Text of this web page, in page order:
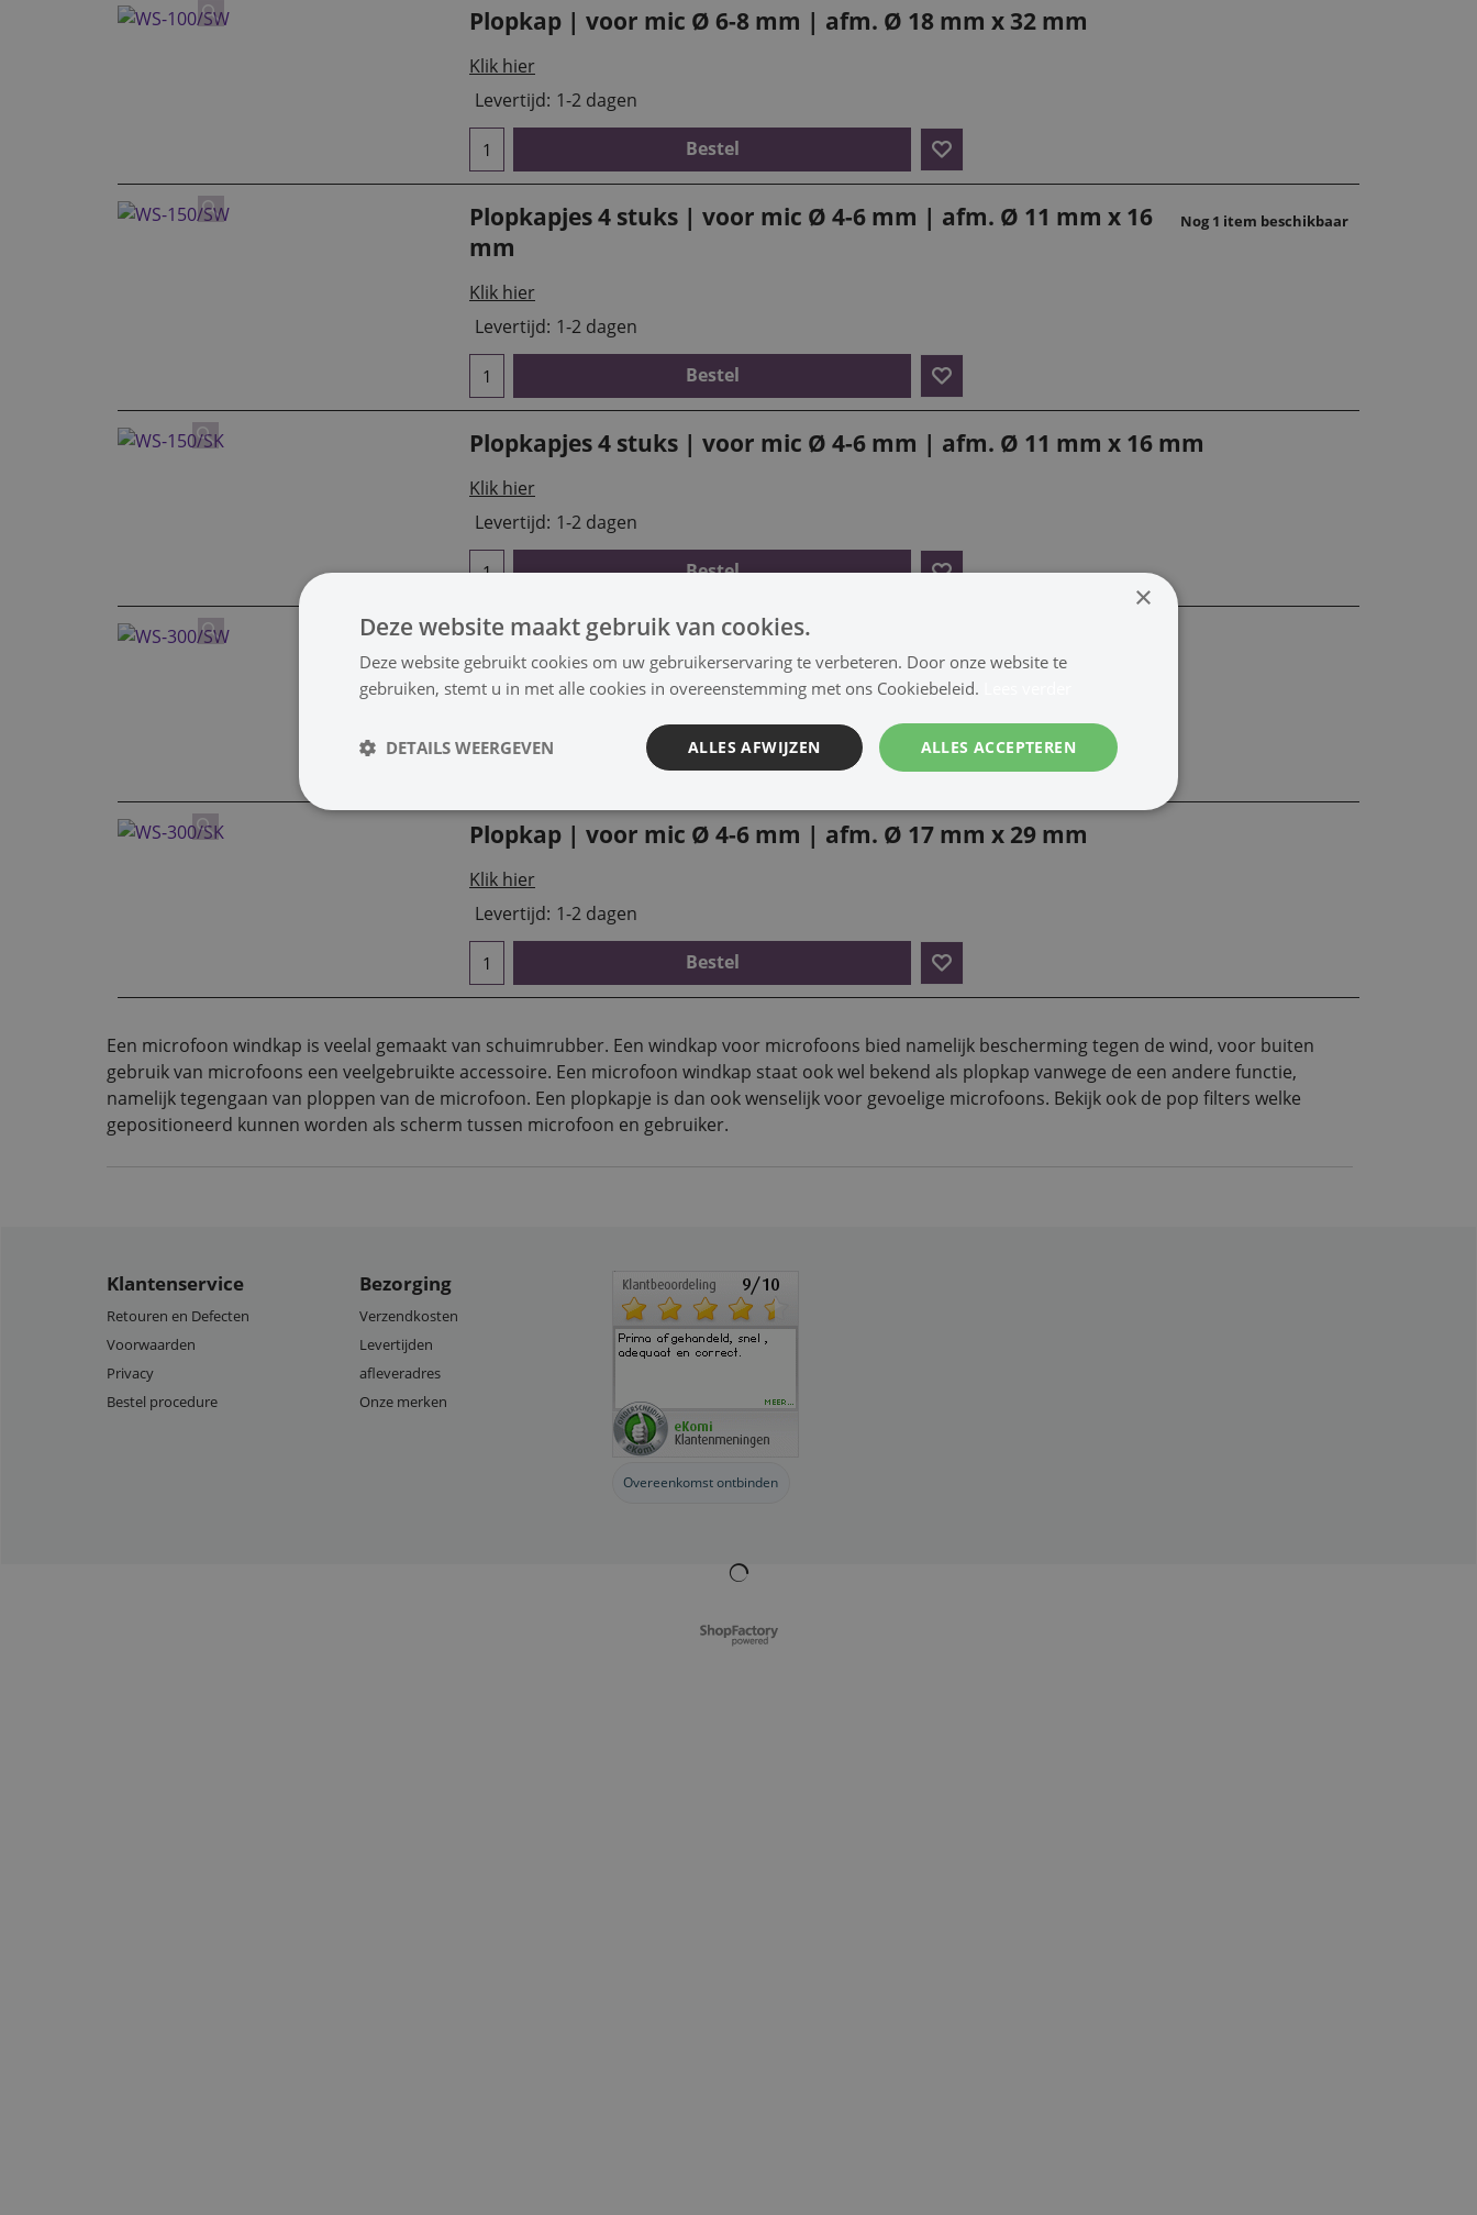
Plopkap | voor mic Ø 6-8 mm | afm. Ø 18 mm x 32 mm
Klik hier
Levertijd: 1-2 dagen
Bestel
Nog 1 item beschikbaar
Plopkapjes 4 stuks | voor mic Ø 4-6 mm | afm. Ø 11 mm x 16
mm
Klik hier
Levertijd: 1-2 dagen
Bestel
Plopkapjes 4 stuks | voor mic Ø 4-6 mm | afm. Ø 11 mm x 16 mm
Klik hier
Levertijd: 1-2 dagen
Bestel
Plopkap | voor mic Ø 4-6 mm | afm. Ø 17 mm x 29 mm
Klik hier
Bestel
Plopkap | voor mic Ø 4-6 mm | afm. Ø 17 mm x 29 mm
Klik hier
Levertijd: 1-2 dagen
Bestel
Een microfoon windkap is veelal gemaakt van schuimrubber. Een windkap voor microfoons bied namelijk bescherming tegen de wind, voor buiten
gebruik van microfoons een veelgebruikte accessoire. Een microfoon windkap staat ook wel bekend als plopkap vanwege de een andere functie,
namelijk tegengaan van ploppen van de microfoon. Een plopkapje is dan ook wenselijk voor gevoelige microfoons. Bekijk ook de pop filters welke
gepositioneerd kunnen worden als scherm tussen microfoon en gebruiker.
Klantenservice
Retouren en Defecten
Voorwaarden
Privacy
Bestel procedure
Bezorging
Verzendkosten
Levertijden
afleveradres
Onze merken
Overeenkomst ontbinden
Webwinkel gemaakt met
ShopFactory webwinkel
×
Deze website maakt gebruik van cookies.
Deze website gebruikt cookies om uw gebruikerservaring te verbeteren. Door onze website te
gebruiken, stemt u in met alle cookies in overeenstemming met ons Cookiebeleid.
ALLES ACCEPTEREN
ALLES AFWIJZEN
DETAILS WEERGEVEN